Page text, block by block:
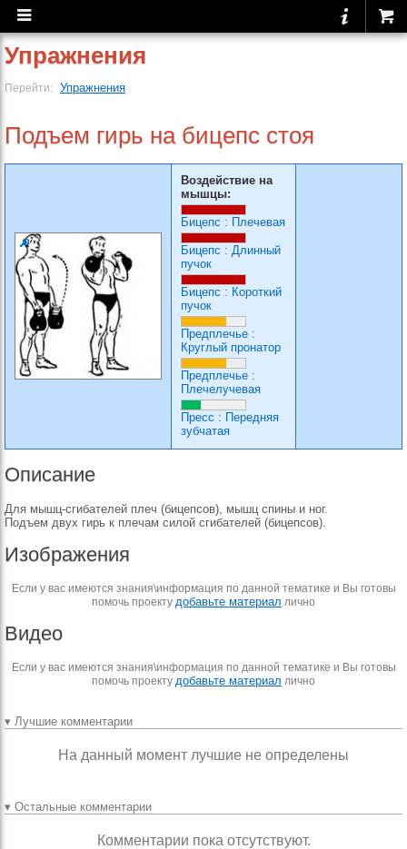
Упражнения
Перейти: Упражнения
Подъем гирь на бицепс стоя
Воздействие на
мышцы:
Бицепс : Плечевая
Бицепс : Длинный
пучок
Бицепс : Короткий
пучок
Предплечье :
Круглый пронатор
Предплечье :
Плечелучевая
Пресс : Передняя
зубчатая
Описание
Для мышц-сгибателей плеч (бицепсов), мышц спины и ног.
Подъем двух гирь к плечам силой сгибателей (бицепсов).
Изображения
Если у вас имеются знания\информация по данной тематике и Вы готовы
помочь проекту добавьте материал лично
Видео
Если у вас имеются знания\информация по данной тематике и Вы готовы
помочь проекту добавьте материал лично
▾ Лучшие комментарии
На данный момент лучшие не определены
▾ Остальные комментарии
Комментарии пока отсутствуют.